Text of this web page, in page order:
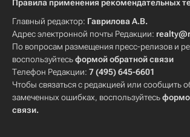
Правила применения рекомендательных
Главный редактор: Гаврилова А.В.
Адрес электронной почты Редакции:
По вопросам размещения пресс-релизов и
воспользуйтесьформой обратной связи
Телефон Редакции: 7 (495) 645-6601
Чтобы связаться с редакцией или сообщить
замеченных ошибках, воспользуйтесь
связи.